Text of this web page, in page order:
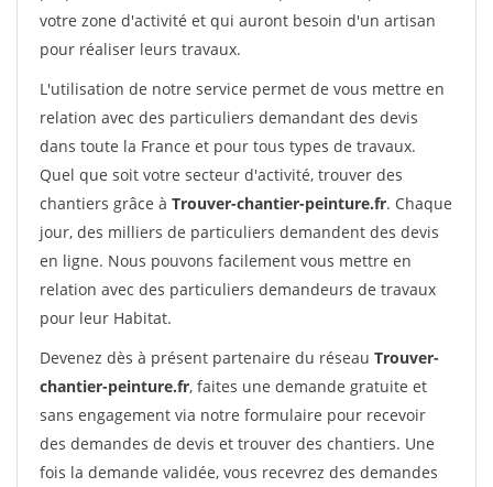
votre zone d'activité et qui auront besoin d'un artisan
pour réaliser leurs travaux.
L'utilisation de notre service permet de vous mettre en
relation avec des particuliers demandant des devis
dans toute la France et pour tous types de travaux.
Quel que soit votre secteur d'activité, trouver des
chantiers grâce à Trouver-chantier-peinture.fr. Chaque
jour, des milliers de particuliers demandent des devis
en ligne. Nous pouvons facilement vous mettre en
relation avec des particuliers demandeurs de travaux
pour leur Habitat.
Devenez dès à présent partenaire du réseau Trouver-
chantier-peinture.fr, faites une demande gratuite et
sans engagement via notre formulaire pour recevoir
des demandes de devis et trouver des chantiers. Une
fois la demande validée, vous recevrez des demandes